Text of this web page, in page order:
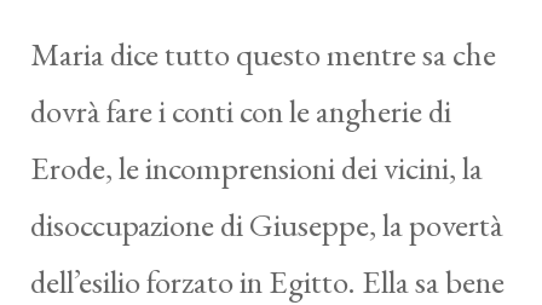
Maria dice tutto questo mentre sa che
dovrà fare i conti con le angherie di
Erode, le incomprensioni dei vicini, la
disoccupazione di Giuseppe, la povertà
dell’esilio forzato in Egitto. Ella sa bene